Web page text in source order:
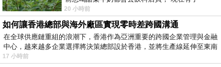
尾戒的推薦開箱文及心得分享!
找了很多【A+】好運生財 黃金開運尾戒評論跟比價
的結果，還有哪裡買最便宜划算，發現它真的很不
imami 健康煮藝｜旗艦破壁智慧養生豆漿機，
20 小時前
如何讓香港總部與海外廠區實現零時差跨國溝通
在全球供應鏈重組的浪潮下，香港作為亞洲重要的跨國企業管理與金融
中心，越來越多企業選擇將決策總部設於香港，並將生產線延伸至東南
17 小時前